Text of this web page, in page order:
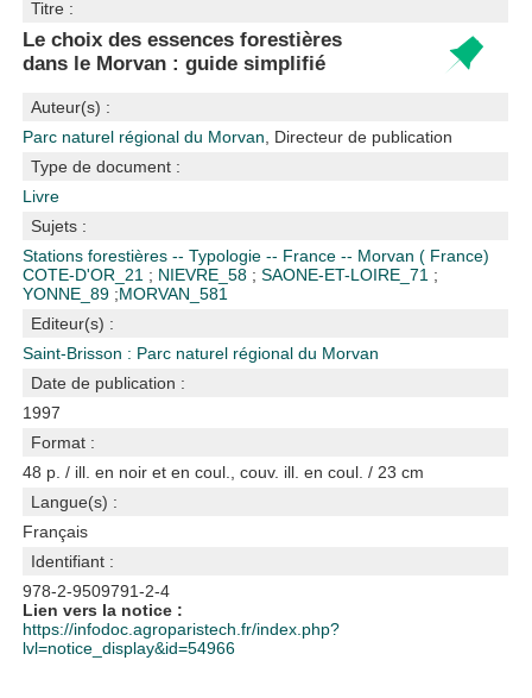
Titre :
Le choix des essences forestières
dans le Morvan : guide simplifié
Auteur(s) :
Parc naturel régional du Morvan , Directeur de publication
Type de document :
Livre
Sujets :
Stations forestières -- Typologie -- France -- Morvan ( France)
COTE-D'OR_21 ; NIEVRE_58 ;SAONE-ET-LOIRE_71 ;
YONNE_89 ;MORVAN_581
Editeur(s) :
Saint-Brisson : Parc naturel régional du Morvan
Date de publication :
1997
Format :
48 p. / ill. en noir et en coul., couv. ill. en coul. / 23 cm
Langue(s) :
Français
Identifiant :
978-2-9509791-2-4
Lien vers la notice :
https://infodoc.agroparistech.fr/index.php?
lvl=notice_display&id=54966